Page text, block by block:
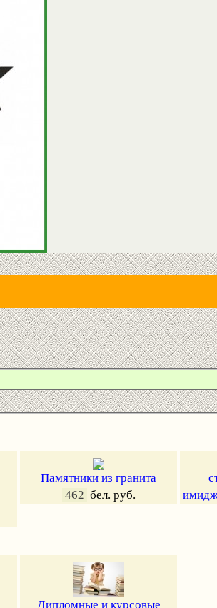
Памятники из гранита
462 бел. руб.
Дипломные и курсовые